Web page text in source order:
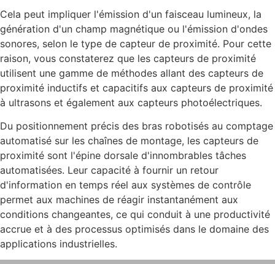
Cela peut impliquer l'émission d'un faisceau lumineux, la
génération d'un champ magnétique ou l'émission d'ondes
sonores, selon le type de capteur de proximité. Pour cette
raison, vous constaterez que les capteurs de proximité
utilisent une gamme de méthodes allant des capteurs de
proximité inductifs et capacitifs aux capteurs de proximité
à ultrasons et également aux capteurs photoélectriques.
Du positionnement précis des bras robotisés au comptage
automatisé sur les chaînes de montage, les capteurs de
proximité sont l'épine dorsale d'innombrables tâches
automatisées. Leur capacité à fournir un retour
d'information en temps réel aux systèmes de contrôle
permet aux machines de réagir instantanément aux
conditions changeantes, ce qui conduit à une productivité
accrue et à des processus optimisés dans le domaine des
applications industrielles.